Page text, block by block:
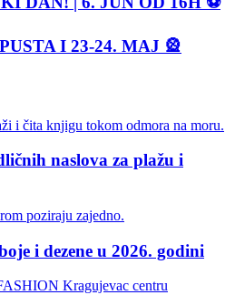
I 23-24. MAJ 🎡
naslova za plažu i
i dezene u 2026. godini